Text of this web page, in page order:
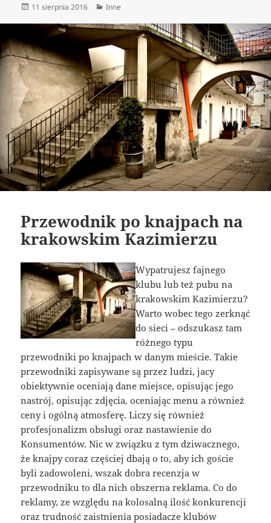
Data
11 sierpnia 2016 Kategorie
Inne
Przewodnik po knajpach na
krakowskim Kazimierzu
Wypatrujesz fajnego
klubu lub też pubu na
krakowskim Kazimierzu?
Warto wobec tego zerknąć
do sieci – odszukasz tam
różnego typu
przewodniki po knajpach w danym mieście. Takie
przewodniki zapisywane są przez ludzi, jacy
obiektywnie oceniają dane miejsce, opisując jego
nastrój, opisując zdjęcia, oceniając menu a również
ceny i ogólną atmosferę. Liczy się również
profesjonalizm obsługi oraz nastawienie do
Konsumentów. Nic w związku z tym dziwacznego,
że knajpy coraz częściej dbają o to, aby ich goście
byli zadowoleni, wszak dobra recenzja w
przewodniku to dla nich obszerna reklama. Co do
reklamy, ze względu na kolosalną ilość konkurencji
oraz trudność zaistnienia posiadacze klubów